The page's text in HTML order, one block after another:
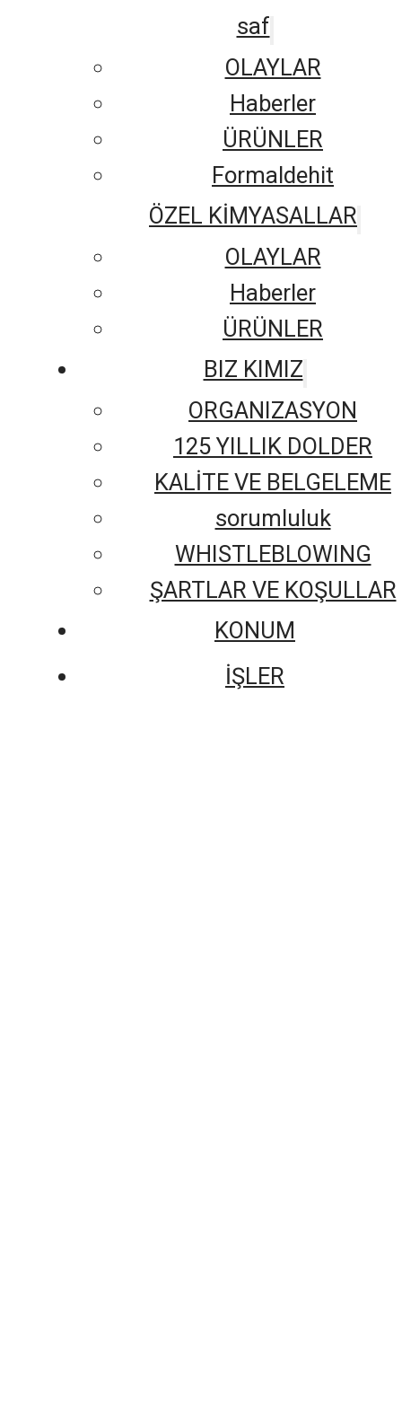
saf
OLAYLAR
Haberler
ÜRÜNLER
Formaldehit
ÖZEL KİMYASALLAR
OLAYLAR
Haberler
ÜRÜNLER
BIZ KIMIZ
ORGANIZASYON
125 YILLIK DOLDER
KALİTE VE BELGELEME
sorumluluk
WHISTLEBLOWING
ŞARTLAR VE KOŞULLAR
KONUM
İŞLER